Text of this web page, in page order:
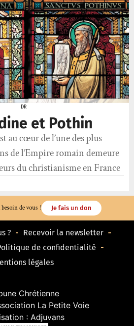
DR
et Pothin
au cœur de l’une des plus
de l’Empire romain demeure
du christianisme en France
de vous ! Je fais un don
?
Recevoir la newsletter
de confidentialité
légales
Chrétienne
La Petite Voie
: Adjuvans